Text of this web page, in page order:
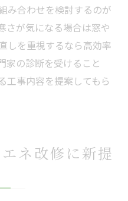
み合わせを検討するのが
さが気になる場合は窓や
しを重視するなら高効率
家の診断を受けること
工事内容を提案してもら
ネ改修に新提